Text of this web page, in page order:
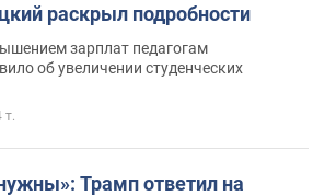
раскрыл подробности
зарплат педагогам
об увеличении студенческих
т.
Трамп ответил на